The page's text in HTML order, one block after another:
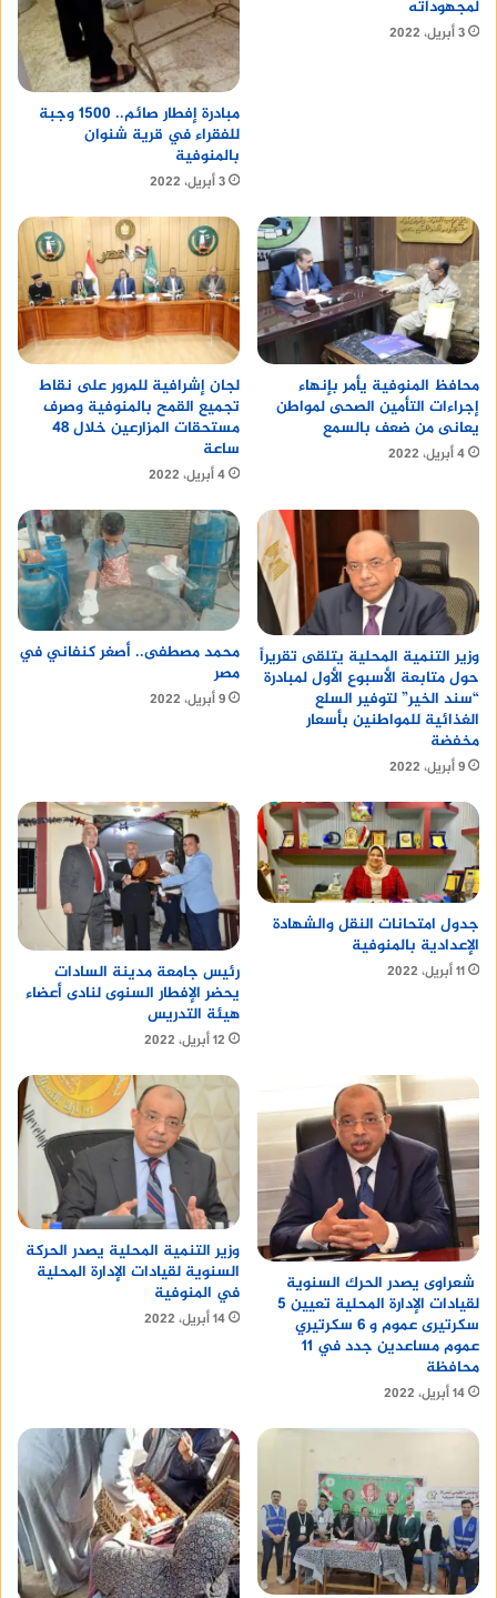
لمجهوداته
3 أبريل، 2022
مبادرة إفطار صائم.. 1500 وجبة
للفقراء في قرية شنوان
بالمنوفية
3 أبريل، 2022
محافظ المنوفية يأمر بإنهاء
إجراءات التأمين الصحى لمواطن
يعانى من ضعف بالسمع
4 أبريل، 2022
لجان إشرافية للمرور على نقاط
تجميع القمح بالمنوفية وصرف
مستحقات المزارعين خلال 48
ساعة
4 أبريل، 2022
وزير التنمية المحلية يتلقى تقريراً
حول متابعة الأسبوع الأول لمبادرة
“سند الخير” لتوفير السلع
الغذائية للمواطنين بأسعار
مخفضة
9 أبريل، 2022
محمد مصطفى.. أصغر كنفاني في
مصر
9 أبريل، 2022
جدول امتحانات النقل والشهادة
الإعدادية بالمنوفية
11 أبريل، 2022
رئيس جامعة مدينة السادات
يحضر الإفطار السنوى لنادى أعضاء
هيئة التدريس
12 أبريل، 2022
شعراوى يصدر الحرك السنوية
لقيادات الإدارة المحلية تعيين 5
سكرتيرى عموم و 6 سكرتيري
عموم مساعدين جدد في 11
محافظة
14 أبريل، 2022
وزير التنمية المحلية يصدر الحركة
السنوية لقيادات الإدارة المحلية
في المنوفية
14 أبريل، 2022